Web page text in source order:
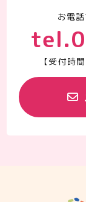
お電
【受付時